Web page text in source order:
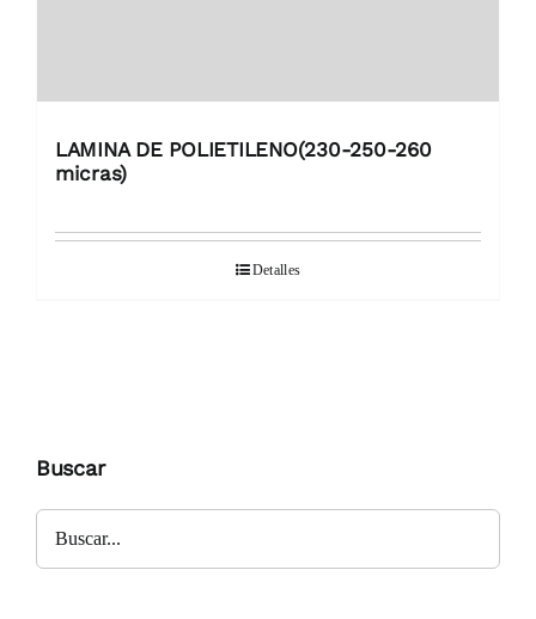
LAMINA DE POLIETILENO(230-250-260
micras)
Detalles
Buscar